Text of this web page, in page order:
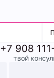
+7 908
твой